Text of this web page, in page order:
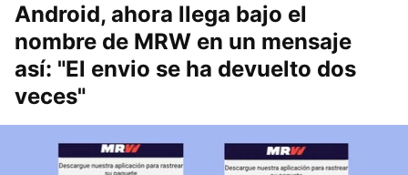
Android, ahora llega bajo el
nombre de MRW en un mensaje
así: "El envio se ha devuelto dos
veces"